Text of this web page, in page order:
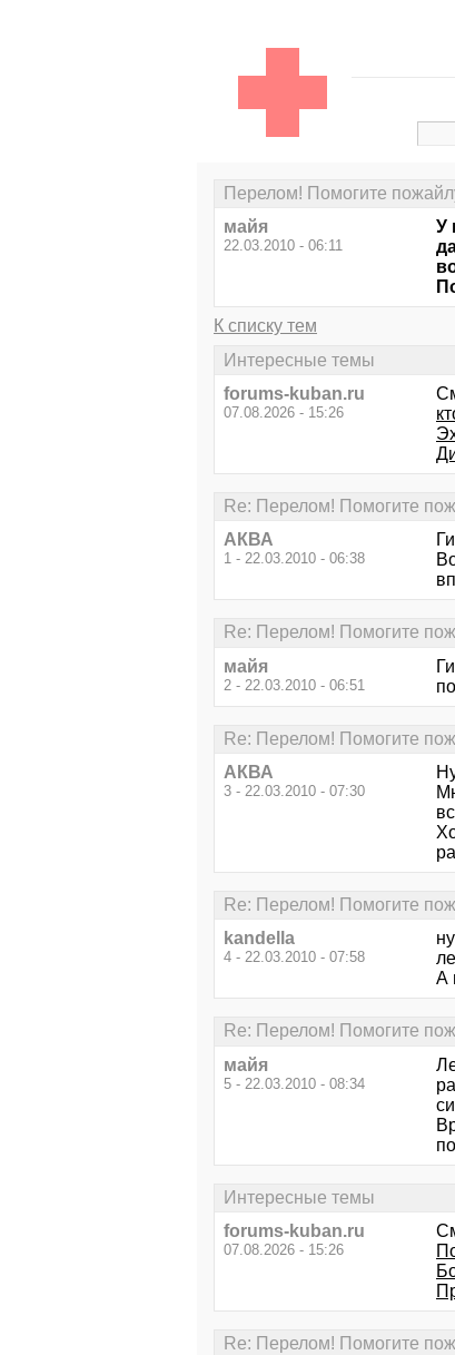
Перелом! Помогите
майя
22.03.2010 - 06:11
У
К списку тем
Интересные темы
forums-kuban.ru
07.08.2026 - 15:26
Re: Перелом! Помогите
АКВА
1 - 22.03.2010 - 06:38
Re: Перелом! Помогите
майя
2 - 22.03.2010 - 06:51
Re: Перелом! Помогите
АКВА
3 - 22.03.2010 - 07:30
Re: Перелом! Помогите
kandella
4 - 22.03.2010 - 07:58
А
Re: Перелом! Помогите
майя
5 - 22.03.2010 - 08:34
Интересные темы
forums-kuban.ru
07.08.2026 - 15:26
Re: Перелом! Помогите